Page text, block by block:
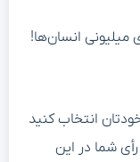
انتخاب کنید
شما در این